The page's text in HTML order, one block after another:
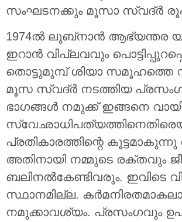
സംഘടനക്കും മൂസാ സ്വദ്ർ
1974ൽ ലുബ്‌നാൻ ആഭ്യന്തര
ഇറാൻ വിപ്ലവവും
തൊട്ടുമുമ്പ് ശിയാ സമൂഹത്തെ
മൂസ സ്വദ്ർ നടത്തിയ
ഭാഗങ്ങൾ നമുക്ക് ഇങ്ങനെ
പ്രതികാരത്തിന്റെ കൂട്ടമാകുന്നു
അതിനായി നമ്മുടെ രക്തവും
ബലിനൽകേണ്ടിവരും. ഇവിടെ
സ്ഥാനമില്ല.
നമുക്കാവശ്യം. പ്രസംഗവും